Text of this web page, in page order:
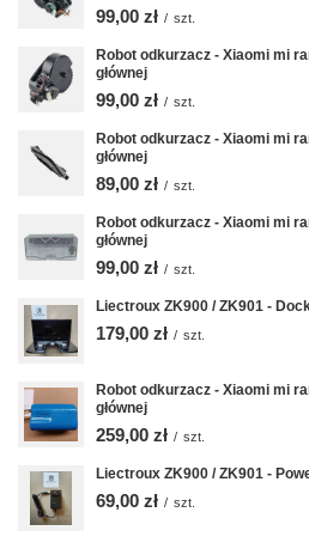
99,00 zł / szt.
Robot odkurzacz - Xiaomi mi
głównej
99,00 zł / szt.
Robot odkurzacz - Xiaomi mi
głównej
89,00 zł / szt.
Robot odkurzacz - Xiaomi mi
głównej
99,00 zł / szt.
Liectroux ZK900 / ZK901 -
179,00 zł / szt.
Robot odkurzacz - Xiaomi mi
głównej
259,00 zł / szt.
Liectroux ZK900 / ZK901 -
69,00 zł / szt.